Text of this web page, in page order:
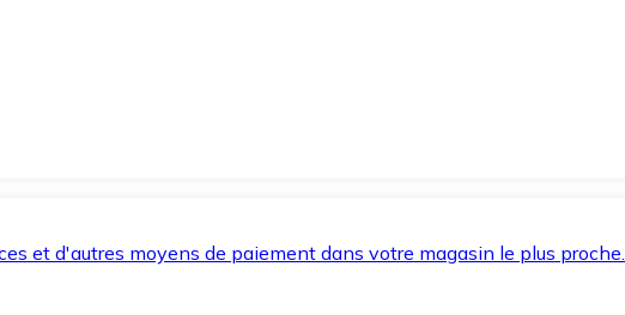
et d'autres moyens de paiement dans votre magasin le plus proche.